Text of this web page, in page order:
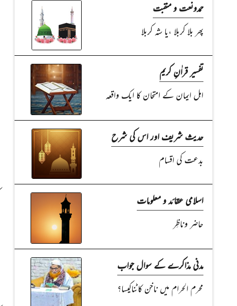
حمدونعت و منقبت
پھر بلا کربلا ،یا شہ کربلا
تفسیر قراٰنِ کریم
اہل ایمان کے امتحان کا ایک واقعہ
حدیث شریف اور اس کی شرح
بدعت کی اقسام
اسلامی عقائد و معلومات
حاضر وناظِر
مدنی مذاکرے کے سوال جواب
محرم الحرام میں ناخن کاٹناکیسا؟